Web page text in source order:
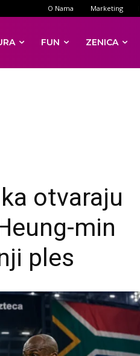
O Nama Marketing
FUN ZENICA
otvaraju
min
ples